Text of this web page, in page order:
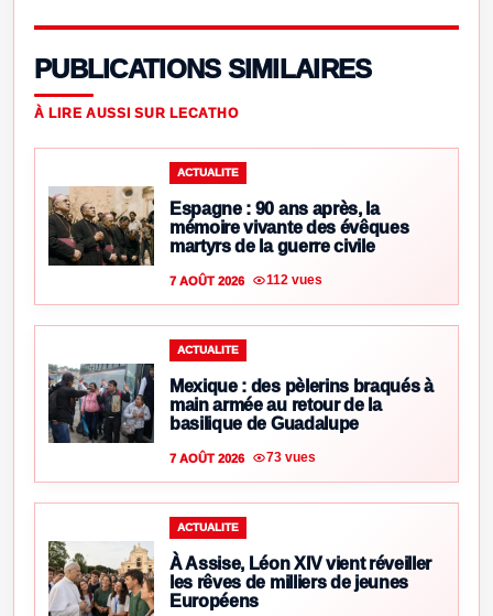
PUBLICATIONS SIMILAIRES
À LIRE AUSSI SUR LECATHO
ACTUALITE
Espagne : 90 ans après, la
mémoire vivante des évêques
martyrs de la guerre civile
7 AOÛT 2026 112 vues
ACTUALITE
Mexique : des pèlerins braqués à
main armée au retour de la
basilique de Guadalupe
7 AOÛT 2026 73 vues
ACTUALITE
À Assise, Léon XIV vient réveiller
les rêves de milliers de jeunes
Européens